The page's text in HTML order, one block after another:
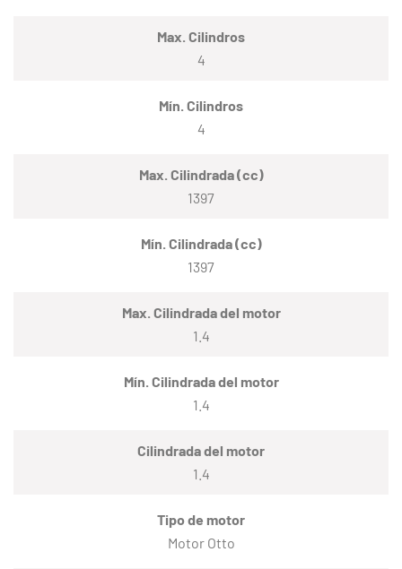
Max. Cilindros
4
Mín. Cilindros
4
Max. Cilindrada (cc)
1397
Mín. Cilindrada (cc)
1397
Max. Cilindrada del motor
1.4
Mín. Cilindrada del motor
1.4
Cilindrada del motor
1.4
Tipo de motor
Motor Otto